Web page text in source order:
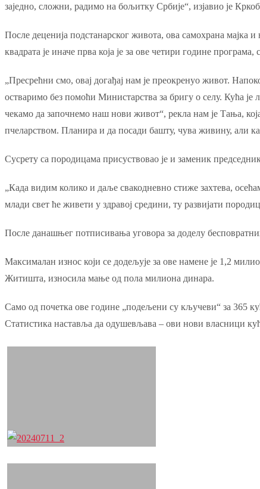
заједно, сложни, радимо на бољитку Србије“, изјавио је
После деценија подстанарског живота, ова самохрана
квадрата је иначе прва која је за ове четири године
„Пресрећни смо, овај догађај нам је преокренуо живот.
остваримо без помоћи Министарства за бригу о селу. Кућа
чекамо да започнемо наш нови живот“, рекла нам је Тања,
пчеларством. Планира и да посади башту, чува живину, али
Сусрету са породицама присуствовао је и заменик
„Када видим колико и даље свакодневно стиже захтева,
млади свет ће живети у здравој средини, ту развијати
После данашњег потписивања уговора за доделу
Максималан износ који се додељује за ове намене је 1,2
Житишта, износила мање од пола милиона динара.
Само од почетка ове године „подељени су кључеви“ за 365
Статистика наставља да одушевљава – ови нови власници